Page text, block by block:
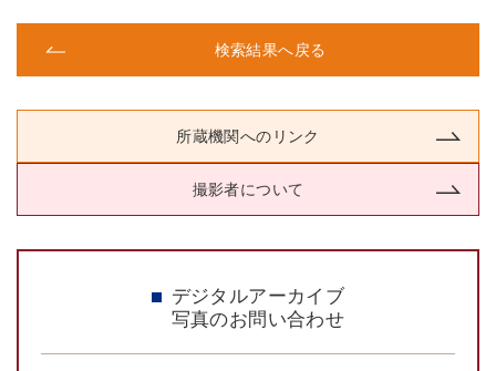
検索結果へ戻る
所蔵機関へのリンク
撮影者について
デジタルアーカイブ
写真のお問い合わせ